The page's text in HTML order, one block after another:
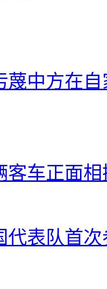
蔑中方在
客车正面
代表队首